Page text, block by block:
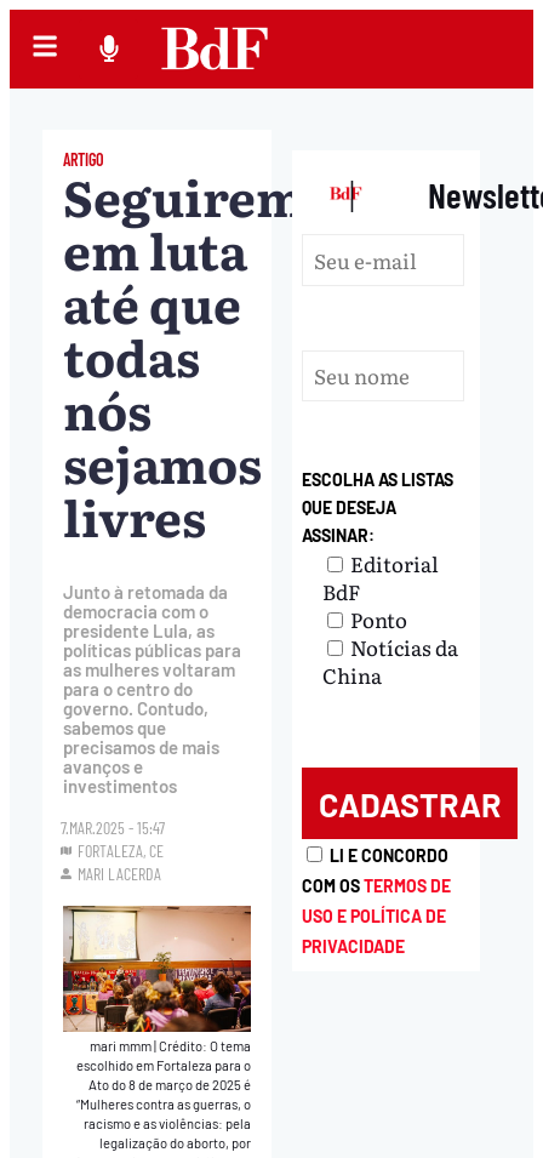
ARTIGO
Seguiremos
em luta
até que
todas
nós
sejamos
livres
Junto à retomada da
democracia com o
presidente Lula, as
políticas públicas para
as mulheres voltaram
para o centro do
governo. Contudo,
sabemos que
precisamos de mais
avanços e
investimentos
7.MAR.2025 - 15:47
FORTALEZA, CE
MARI LACERDA
mari mmm|Crédito: O tema
escolhido em Fortaleza para o
Ato do 8 de março de 2025 é
“Mulheres contra as guerras, o
racismo e as violências: pela
legalização do aborto, por
|
ESCOLHA AS LISTAS
QUE DESEJA
ASSINAR:
Editorial
BdF
Ponto
Notícias da
China
LI E CONCORDO
COM OSTERMOS DE
USO E POLÍTICA DE
PRIVACIDADE